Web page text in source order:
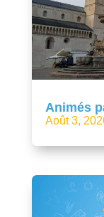
Animés
Août 3,